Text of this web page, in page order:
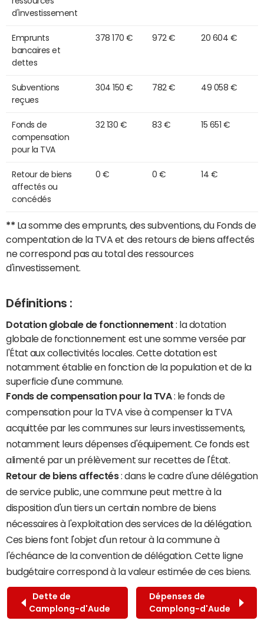
d'investissement
Emprunts
bancaires et
dettes
378 170 € 972 € 20 604 €
Subventions
reçues
304 150 € 782 € 49 058 €
Fonds de
compensation
pour la TVA
32 130 € 83 € 15 651 €
Retour de biens
affectés ou
concédés
0 € 0 € 14 €
** La somme des emprunts, des subventions, du Fonds de
compentation de la TVA et des retours de biens affectés
ne correspond pas au total des ressources
d'investissement.
Définitions :
Dotation globale de fonctionnement : la dotation
globale de fonctionnement est une somme versée par
l'État aux collectivités locales. Cette dotation est
notamment établie en fonction de la population et de la
superficie d'une commune.
Fonds de compensation pour la TVA: le fonds de
compensation pour la TVA vise à compenser la TVA
acquittée par les communes sur leurs investissements,
notamment leurs dépenses d'équipement. Ce fonds est
alimenté par un prélèvement sur recettes de l'État.
Retour de biens affectés: dans le cadre d'une délégation
de service public, une commune peut mettre à la
disposition d'un tiers un certain nombre de biens
nécessaires à l'exploitation des services de la délégation.
Ces biens font l'objet d'un retour à la commune à
l'échéance de la convention de délégation. Cette ligne
budgétaire correspond à la valeur estimée de ces biens.
Dette de
Camplong-d'Aude
Dépenses de
Camplong-d'Aude